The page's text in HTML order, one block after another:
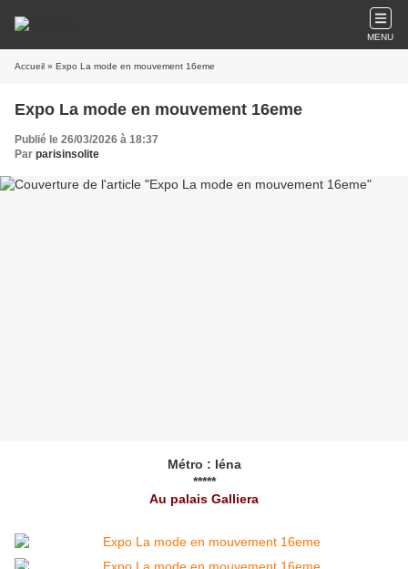
MENU
Accueil » Expo La mode en mouvement 16eme
Expo La mode en mouvement 16eme
Publié le 26/03/2026 à 18:37
Par parisinsolite
Métro : Iéna
*****
Au palais Galliera